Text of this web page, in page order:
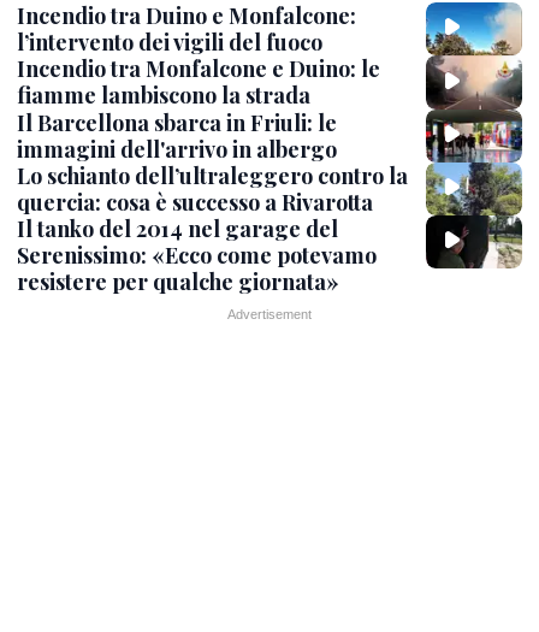
Incendio tra Duino e Monfalcone:
l’intervento dei vigili del fuoco
Incendio tra Monfalcone e Duino: le
fiamme lambiscono la strada
Il Barcellona sbarca in Friuli: le
immagini dell'arrivo in albergo
Lo schianto dell’ultraleggero contro la
quercia: cosa è successo a Rivarotta
Il tanko del 2014 nel garage del
Serenissimo: «Ecco come potevamo
resistere per qualche giornata»